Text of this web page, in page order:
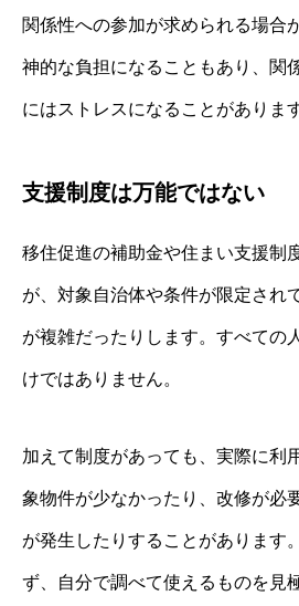
関係性への参加が求められる場合
神的な負担になることもあり、関
にはストレスになることがあります
支援制度は万能ではない
移住促進の補助金や住まい支援制
が、対象自治体や条件が限定され
が複雑だったりします。すべての
けではありません。
加えて制度があっても、実際に利
象物件が少なかったり、改修が必
が発生したりすることがあります
ず、自分で調べて使えるものを見